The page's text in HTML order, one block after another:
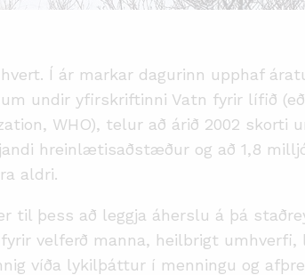
Í ár markar dagurinn upphaf
undir yfirskriftinni Vatn fyrir lífið
WHO), telur að árið 2002 skorti
hreinlætisaðstæður og að 1,8
aldri.
til þess að leggja áherslu á þá
velferð manna, heilbrigt
víða lykilþáttur í menningu og